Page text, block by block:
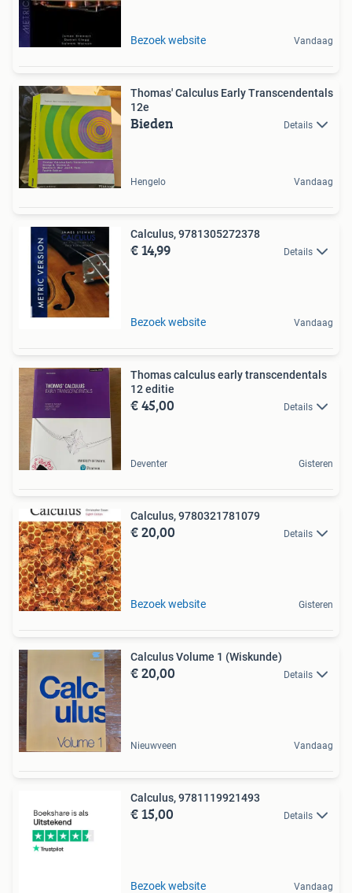
Bezoek website Vandaag
Thomas' Calculus Early Transcendentals
12e
Bieden Details
Hengelo Vandaag
Calculus, 9781305272378
€ 14,99 Details
Bezoek website Vandaag
Thomas calculus early transcendentals
12 editie
€ 45,00 Details
Deventer Gisteren
Calculus, 9780321781079
€ 20,00 Details
Bezoek website Gisteren
Calculus Volume 1 (Wiskunde)
€ 20,00 Details
Nieuwveen Vandaag
Calculus, 9781119921493
€ 15,00 Details
Bezoek website Vandaag